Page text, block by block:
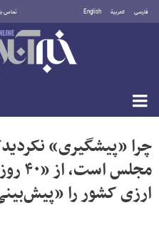
فارسی العربية English تماس
پنجشنبه ۱۵ مرداد ۱۴۰۵
چرا «پیشگیری»
ارزی کشور را